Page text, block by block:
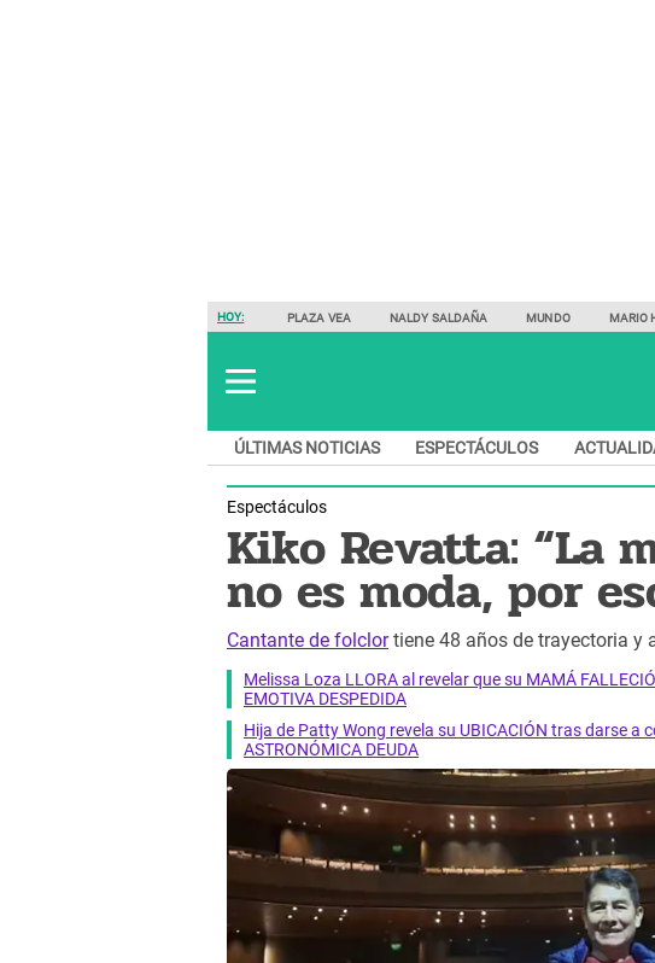
HOY: PLAZA VEA NALDY SALDAÑA MUNDO MARIO
ÚLTIMAS NOTICIAS ESPECTÁCULOS
Espectáculos
Kiko Revatta: “La
no es moda, por
Cantante de folclortiene 48 años de trayectoria y
Melissa Loza LLORA al revelar que su MAMÁ
EMOTIVA DESPEDIDA
Hija de Patty Wong revela su UBICACIÓN tras darse a
ASTRONÓMICA DEUDA